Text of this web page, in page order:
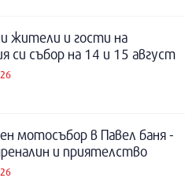
жители и гости на
си събор на 14 и 15 август
мотосъбор в Павел баня -
и приятелство